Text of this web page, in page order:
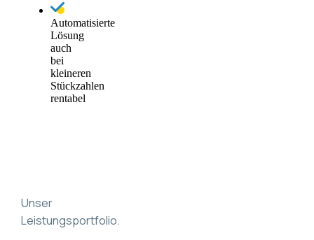
Automatisierte
Lösung
auch
bei
kleineren
Stückzahlen
rentabel
Unser
Leistungsportfolio.